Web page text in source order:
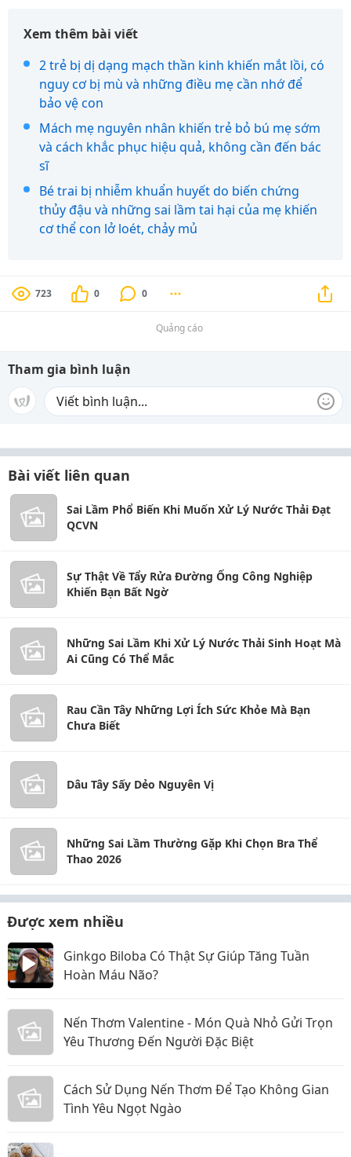
Xem thêm bài viết
2 trẻ bị dị dạng mạch thần kinh khiến mắt lồi, có
nguy cơ bị mù và những điều mẹ cần nhớ để
bảo vệ con
Mách mẹ nguyên nhân khiến trẻ bỏ bú mẹ sớm
và cách khắc phục hiệu quả, không cần đến bác
sĩ
Bé trai bị nhiễm khuẩn huyết do biến chứng
thủy đậu và những sai lầm tai hại của mẹ khiến
cơ thể con lở loét, chảy mủ
723 0 0
Quảng cáo
Tham gia bình luận
Bài viết liên quan
Sai Lầm Phổ Biến Khi Muốn Xử Lý Nước Thải Đạt
QCVN
Sự Thật Về Tẩy Rửa Đường Ống Công Nghiệp
Khiến Bạn Bất Ngờ
Những Sai Lầm Khi Xử Lý Nước Thải Sinh Hoạt Mà
Ai Cũng Có Thể Mắc
Rau Cần Tây Những Lợi Ích Sức Khỏe Mà Bạn
Chưa Biết
Dâu Tây Sấy Dẻo Nguyên Vị
Những Sai Lầm Thường Gặp Khi Chọn Bra Thể
Thao 2026
Được xem nhiều
Ginkgo Biloba Có Thật Sự Giúp Tăng Tuần
Hoàn Máu Não?
Nến Thơm Valentine - Món Quà Nhỏ Gửi Trọn
Yêu Thương Đến Người Đặc Biệt
Cách Sử Dụng Nến Thơm Để Tạo Không Gian
Tình Yêu Ngọt Ngào